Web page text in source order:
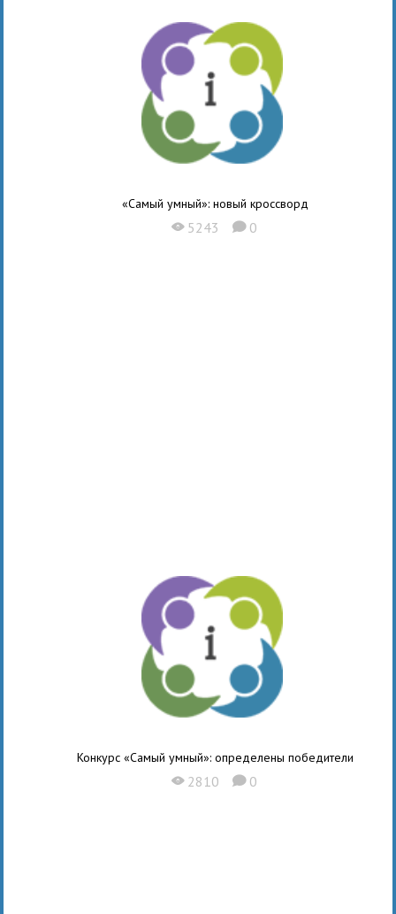
«Самый умный»: новый кроссворд
X 5243 K 0
Конкурс «Самый умный»: определены победители
X 2810 K 0